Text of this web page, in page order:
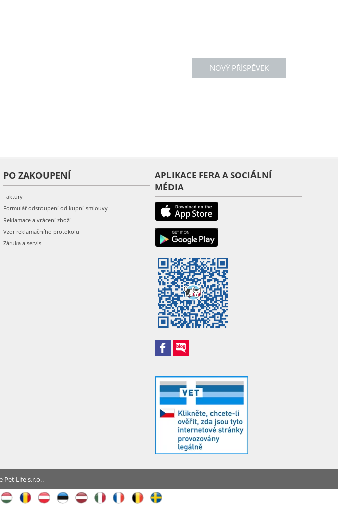
NOVÝ PŘÍSPĚVEK
PO ZAKOUPENÍ
Faktury
Formulář odstoupení od kupní smlouvy
Reklamace a vrácení zboží
Vzor reklamačního protokolu
Záruka a servis
APLIKACE FERA A SOCIÁLNÍ
MÉDIA
Pet Life s.r.o..